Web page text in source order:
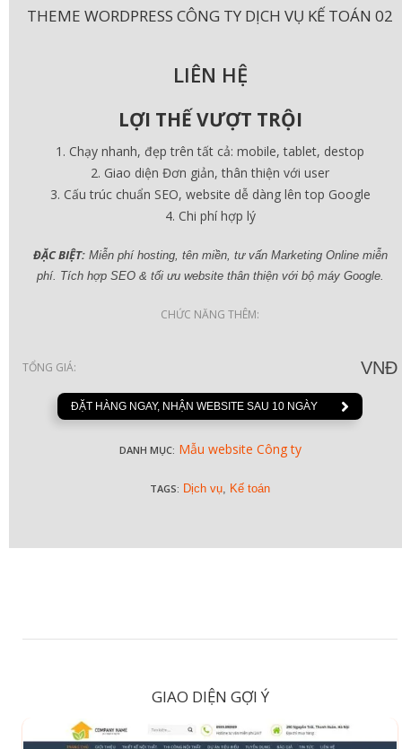
THEME WORDPRESS CÔNG TY DỊCH VỤ KẾ TOÁN 02
LIÊN HỆ
LỢI THẾ VƯỢT TRỘI
Chạy nhanh, đẹp trên tất cả: mobile, tablet, destop
Giao diện Đơn giản, thân thiện với user
Cấu trúc chuẩn SEO, website dễ dàng lên top Google
Chi phí hợp lý
ĐẶC BIỆT:Miễn phí hosting, tên miền, tư vấn Marketing Online miễn
phí. Tích hợp SEO & tối ưu website thân thiện với bộ máy Google.
CHỨC NĂNG THÊM:
TỔNG GIÁ: VNĐ
ĐẶT HÀNG NGAY, NHẬN WEBSITE SAU 10 NGÀY
DANH MỤC: Mẫu website Công ty
TAGS: Dịch vụ Kế toán
GIAO DIỆN GỢI Ý